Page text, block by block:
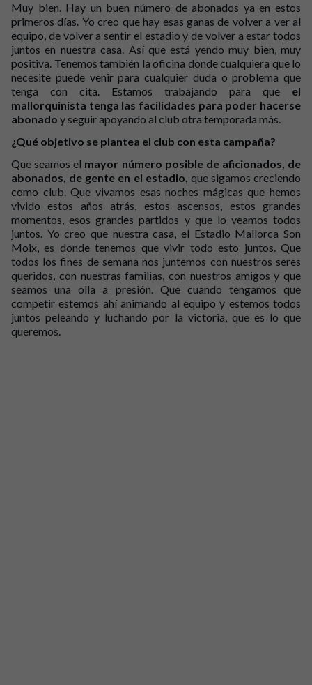
Muy bien. Hay un buen número de abonados ya en estos
primeros días. Yo creo que hay esas ganas de volver a ver al
equipo, de volver a sentir el estadio y de volver a estar todos
juntos en nuestra casa. Así que está yendo muy bien, muy
positiva. Tenemos también la oficina donde cualquiera que lo
necesite puede venir para cualquier duda o problema que
tenga con cita. Estamos trabajando para que el
mallorquinista tenga las facilidades para poder hacerse
abonado y seguir apoyando al club otra temporada más.
¿Qué objetivo se plantea el club con esta campaña?
Que seamos el mayor número posible de aficionados, de
abonados, de gente en el estadio, que sigamos creciendo
como club. Que vivamos esas noches mágicas que hemos
vivido estos años atrás, estos ascensos, estos grandes
momentos, esos grandes partidos y que lo veamos todos
juntos. Yo creo que nuestra casa, el Estadio Mallorca Son
Moix, es donde tenemos que vivir todo esto juntos. Que
todos los fines de semana nos juntemos con nuestros seres
queridos, con nuestras familias, con nuestros amigos y que
seamos una olla a presión. Que cuando tengamos que
competir estemos ahí animando al equipo y estemos todos
juntos peleando y luchando por la victoria, que es lo que
queremos.